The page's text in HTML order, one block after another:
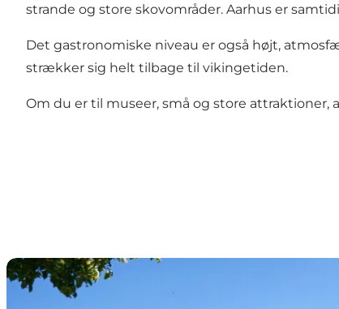
strande og store skovområder. Aarhus er
Det gastronomiske niveau er også højt,
strækker sig helt tilbage til vikingetiden.
Om du er til museer, små og store
De bedste kulturoplevelser